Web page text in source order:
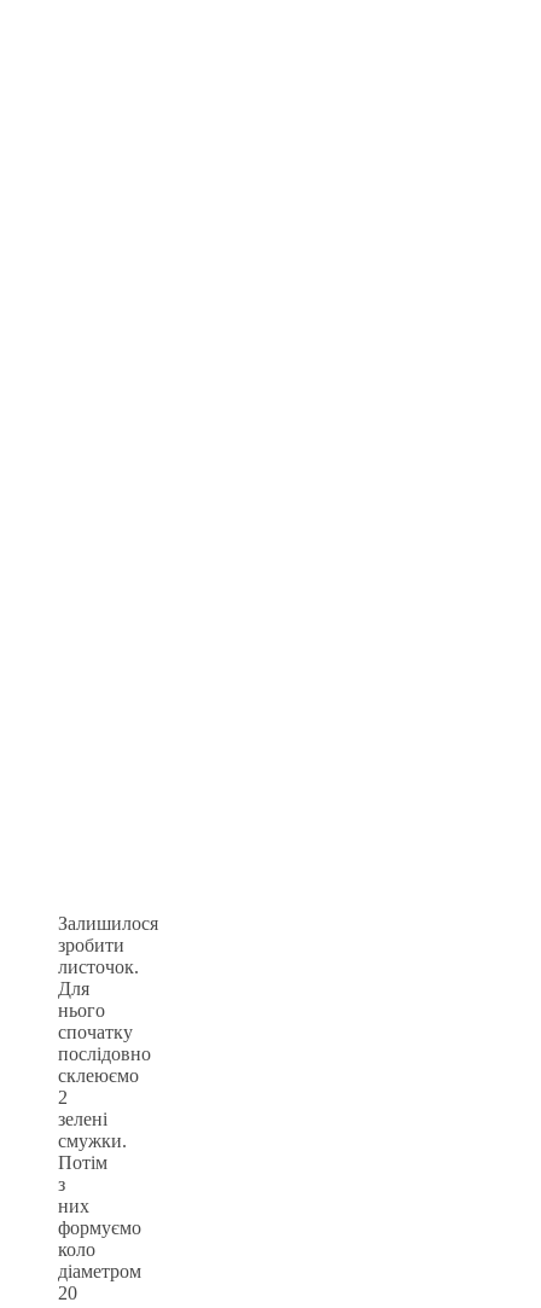
Залишилося
зробити
листочок.
Для
нього
спочатку
послідовно
склеюємо
2
зелені
смужки.
Потім
з
них
формуємо
коло
діаметром
20